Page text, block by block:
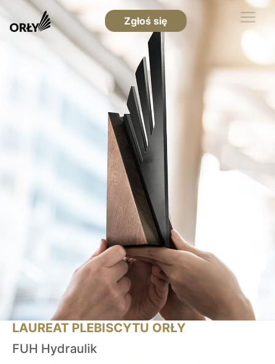
Zgłoś się
LAUREAT PLEBISCYTU ORŁY
FUH Hydraulik